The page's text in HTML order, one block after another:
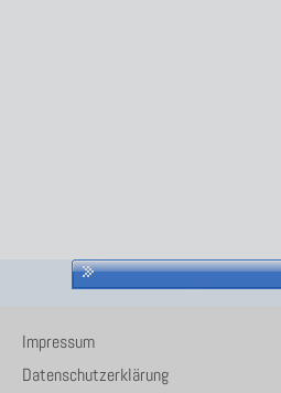
Impressum
Datenschutzerklärung